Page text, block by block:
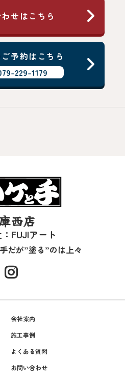
せはこちら
予約はこちら
229-1179
西店
FUJIアート
だが”塗る”のは上々
会社案内
施工事例
よくある質問
お問い合わせ